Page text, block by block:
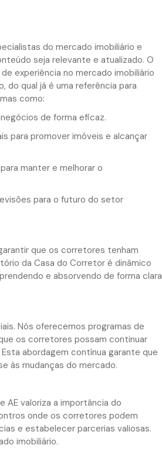
do mercado imobiliário e
seja relevante e atualizado. O
experiência no mercado imobiliário
qual já é uma referência para
como:
de forma eficaz.
para promover imóveis e alcançar
manter e melhorar o
para o futuro do setor
que os corretores tenham
da Casa do Corretor é dinâmico
e absorvendo de forma clara
Nós oferecemos programas de
os corretores possam continuar
abordagem contínua garante que
às mudanças do mercado.
AE valoriza a importância do
onde os corretores podem
e estabelecer parcerias valiosas.
imobiliário.